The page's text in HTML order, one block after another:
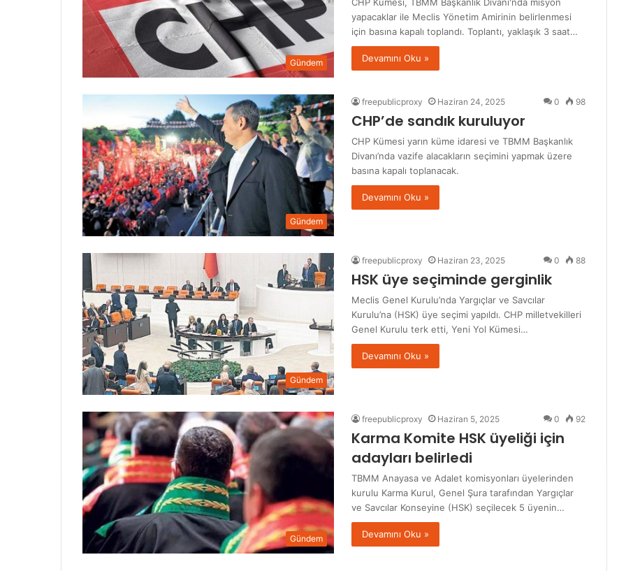
Gündem
yapacaklar ile Meclis Yönetim Amirinin belirlenmesi
için basına kapalı toplandı. Toplantı, yaklaşık 3 saat…
Devamını Oku »
Gündem
freepublicproxy Haziran 24, 2025 0 98
CHP’de sandık kuruluyor
CHP Kümesi yarın küme idaresi ve TBMM Başkanlık
Divanı’nda vazife alacakların seçimini yapmak üzere
basına kapalı toplanacak.
Devamını Oku »
Gündem
freepublicproxy Haziran 23, 2025 0 88
HSK üye seçiminde gerginlik
Meclis Genel Kurulu’nda Yargıçlar ve Savcılar
Kurulu’na (HSK) üye seçimi yapıldı. CHP milletvekilleri
Genel Kurulu terk etti, Yeni Yol Kümesi…
Devamını Oku »
Gündem
freepublicproxy Haziran 5, 2025 0 92
Karma Komite HSK üyeliği için
adayları belirledi
TBMM Anayasa ve Adalet komisyonları üyelerinden
kurulu Karma Kurul, Genel Şura tarafından Yargıçlar
ve Savcılar Konseyine (HSK) seçilecek 5 üyenin…
Devamını Oku »